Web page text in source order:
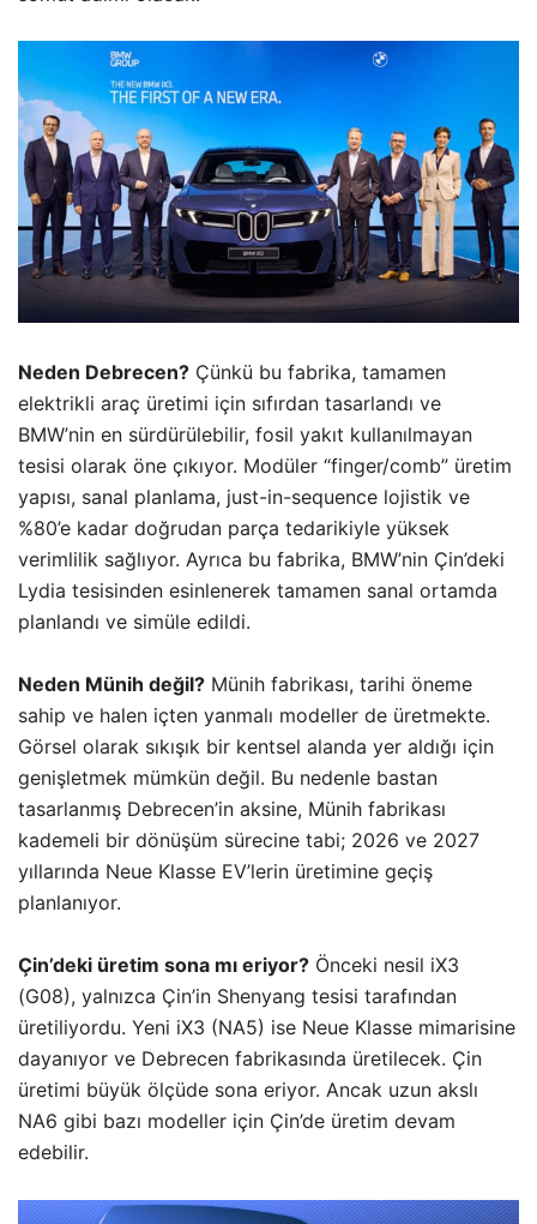
Neden Debrecen? Çünkü bu fabrika, tamamen
elektrikli araç üretimi için sıfırdan tasarlandı ve
BMW’nin en sürdürülebilir, fosil yakıt kullanılmayan
tesisi olarak öne çıkıyor. Modüler “finger/comb” üretim
yapısı, sanal planlama, just-in-sequence lojistik ve
%80’e kadar doğrudan parça tedarikiyle yüksek
verimlilik sağlıyor. Ayrıca bu fabrika, BMW’nin Çin’deki
Lydia tesisinden esinlenerek tamamen sanal ortamda
planlandı ve simüle edildi.
Neden Münih değil? Münih fabrikası, tarihi öneme
sahip ve halen içten yanmalı modeller de üretmekte.
Görsel olarak sıkışık bir kentsel alanda yer aldığı için
genişletmek mümkün değil. Bu nedenle bastan
tasarlanmış Debrecen’in aksine, Münih fabrikası
kademeli bir dönüşüm sürecine tabi; 2026 ve 2027
yıllarında Neue Klasse EV’lerin üretimine geçiş
planlanıyor.
Çin’deki üretim sona mı eriyor? Önceki nesil iX3
(G08), yalnızca Çin’in Shenyang tesisi tarafından
üretiliyordu. Yeni iX3 (NA5) ise Neue Klasse mimarisine
dayanıyor ve Debrecen fabrikasında üretilecek. Çin
üretimi büyük ölçüde sona eriyor. Ancak uzun akslı
NA6 gibi bazı modeller için Çin’de üretim devam
edebilir.